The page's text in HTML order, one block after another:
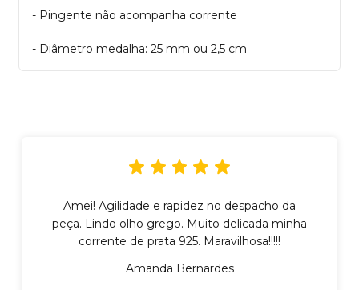
- Pingente não acompanha corrente
- Diâmetro medalha: 25 mm ou 2,5 cm
Amei! Agilidade e rapidez no despacho da
peça. Lindo olho grego. Muito delicada minha
corrente de prata 925. Maravilhosa!!!!!
Amanda Bernardes